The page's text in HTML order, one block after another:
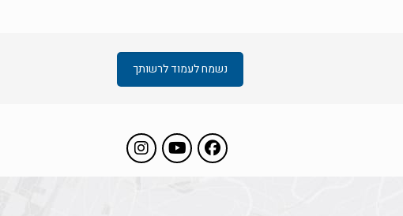
נשמח לעמוד לרשותך